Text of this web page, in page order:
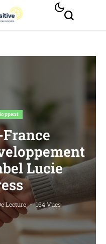
Lucie
Lecture 164 Vues